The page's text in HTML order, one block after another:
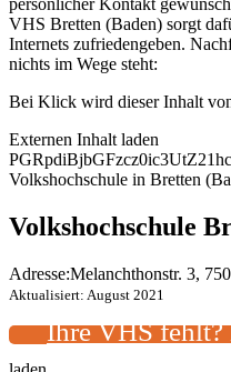
persönlicher Kontakt
VHS Bretten (Baden) sorgt
Internets zufriedengeben.
nichts im Wege steht:
Bei Klick wird dieser Inhalt
Externen Inhalt laden
Volkshochschule in Bretten
Volkshochschule
Adresse:Melanchthonstr. 3,
Aktualisiert: August 2021
Ihre VHS